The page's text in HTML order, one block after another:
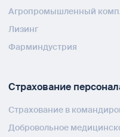
Агропромышленный
Лизинг
Фарминдустрия
Страхование
Страхование в
Добровольное